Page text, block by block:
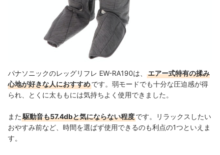
パナソニックのレッグリフレ EW-RA190は、
エアー式特有の揉み
心地が好きな人におすすめです。弱モードでも十分な圧迫感が得
られ、とくに太ももには気持ちよく使用できました。
また 駆動音も57.4dbと気にならない程度です。リラックスしたい
おやすみ前など、時間を選ばず使用できるのも利点の1つといえま
す。